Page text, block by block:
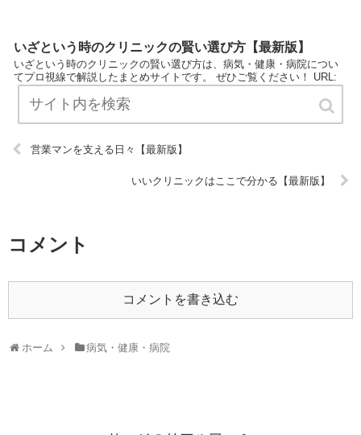
いざという時のクリニックの賢い選び方【最新版】
いざという時のクリニックの賢い選び方は、病気・健康・病院につい
てプロ視線で解説したまとめサイトです。 ぜひご覧ください！ URL:
営業マンを支える日々【最新版】
いいクリニックはここで分かる【最新版】
コメント
コメントを書き込む
ホーム 病気・健康・病院